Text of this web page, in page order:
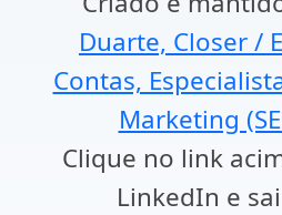
Duarte, Closer /
Contas,
Marketing
Clique no link
LinkedIn e